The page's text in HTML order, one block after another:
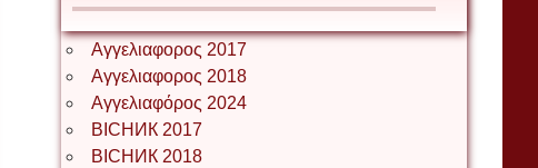
Αγγελιαφορος 2017
Αγγελιαφορος 2018
Αγγελιαφόρος 2024
ВІСНИК 2017
ВІСНИК 2018